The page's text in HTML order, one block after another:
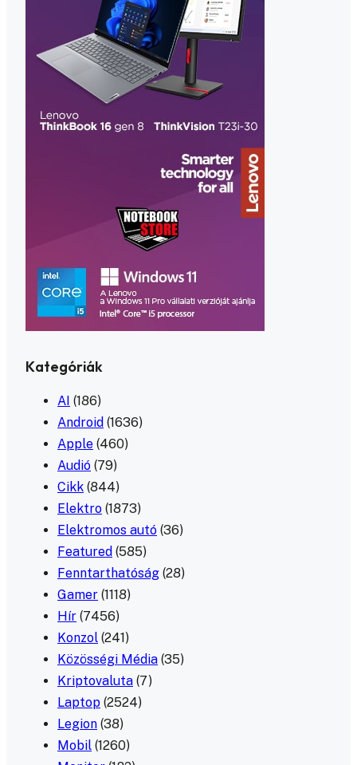
Kategóriák
AI (186)
Android (1636)
Apple (460)
Audió (79)
Cikk (844)
Elektro (1873)
Elektromos autó (36)
Featured (585)
Fenntarthatóság (28)
Gamer (1118)
Hír (7456)
Konzol (241)
Közösségi Média (35)
Kriptovaluta (7)
Laptop (2524)
Legion (38)
Mobil (1260)